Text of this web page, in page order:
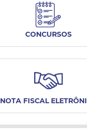
CONCURSOS
NOTA FISCAL